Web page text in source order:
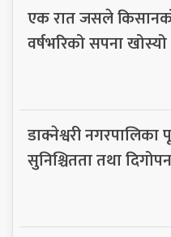
एक रात जसले
वर्षभरिको सपना खोस्यो
डाक्नेश्वरी नगरपालिका
सुनिश्चितता तथा